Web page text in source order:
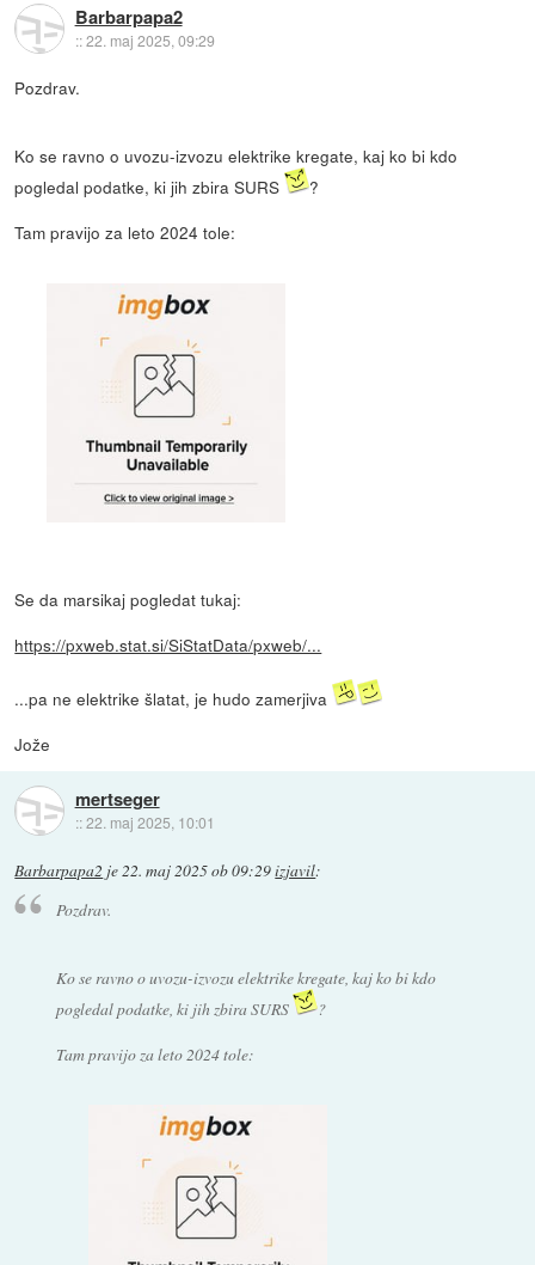
Barbarpapa2
::22. maj 2025, 09:29
Pozdrav.
Ko se ravno o uvozu-izvozu elektrike kregate, kaj ko bi kdo
pogledal podatke, ki jih zbira SURS
?
Tam pravijo za leto 2024 tole:
Se da marsikaj pogledat tukaj:
https://pxweb.stat.si/SiStatData/pxweb/...
...pa ne elektrike šlatat, je hudo zamerjiva
Jože
mertseger
::22. maj 2025, 10:01
Barbarpapa2 je 22. maj 2025 ob 09:29izjavil:
Pozdrav.
Ko se ravno o uvozu-izvozu elektrike kregate, kaj ko bi kdo
pogledal podatke, ki jih zbira SURS
?
Tam pravijo za leto 2024 tole: